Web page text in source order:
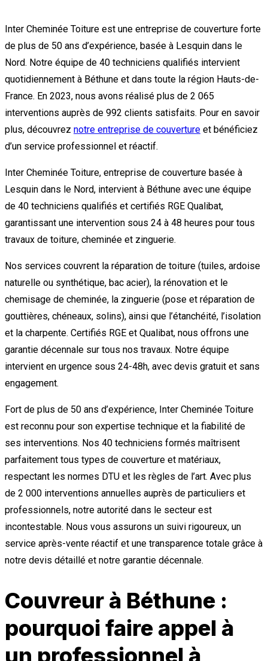
Inter Cheminée Toiture est une entreprise de couverture forte
de plus de 50 ans d’expérience, basée à Lesquin dans le
Nord. Notre équipe de 40 techniciens qualifiés intervient
quotidiennement à Béthune et dans toute la région Hauts-de-
France. En 2023, nous avons réalisé plus de 2 065
interventions auprès de 992 clients satisfaits. Pour en savoir
plus, découvrez notre entreprise de couverture et bénéficiez
d’un service professionnel et réactif.
Inter Cheminée Toiture, entreprise de couverture basée à
Lesquin dans le Nord, intervient à Béthune avec une équipe
de 40 techniciens qualifiés et certifiés RGE Qualibat,
garantissant une intervention sous 24 à 48 heures pour tous
travaux de toiture, cheminée et zinguerie.
Nos services couvrent la réparation de toiture (tuiles, ardoise
naturelle ou synthétique, bac acier), la rénovation et le
chemisage de cheminée, la zinguerie (pose et réparation de
gouttières, chéneaux, solins), ainsi que l’étanchéité, l’isolation
et la charpente. Certifiés RGE et Qualibat, nous offrons une
garantie décennale sur tous nos travaux. Notre équipe
intervient en urgence sous 24-48h, avec devis gratuit et sans
engagement.
Fort de plus de 50 ans d’expérience, Inter Cheminée Toiture
est reconnu pour son expertise technique et la fiabilité de
ses interventions. Nos 40 techniciens formés maîtrisent
parfaitement tous types de couverture et matériaux,
respectant les normes DTU et les règles de l’art. Avec plus
de 2 000 interventions annuelles auprès de particuliers et
professionnels, notre autorité dans le secteur est
incontestable. Nous vous assurons un suivi rigoureux, un
service après-vente réactif et une transparence totale grâce à
notre devis détaillé et notre garantie décennale.
Couvreur à Béthune :
pourquoi faire appel à